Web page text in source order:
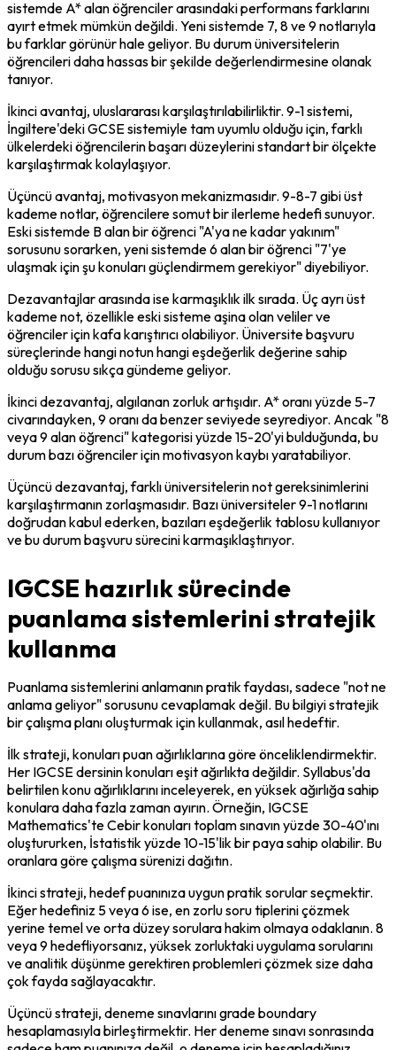
sistemde A* alan öğrenciler arasındaki performans farklarını
ayırt etmek mümkün değildi. Yeni sistemde 7, 8 ve 9 notlarıyla
bu farklar görünür hale geliyor. Bu durum üniversitelerin
öğrencileri daha hassas bir şekilde değerlendirmesine olanak
tanıyor.
İkinci avantaj, uluslararası karşılaştırılabilirliktir. 9-1 sistemi,
İngiltere'deki GCSE sistemiyle tam uyumlu olduğu için, farklı
ülkelerdeki öğrencilerin başarı düzeylerini standart bir ölçekte
karşılaştırmak kolaylaşıyor.
Üçüncü avantaj, motivasyon mekanizmasıdır. 9-8-7 gibi üst
kademe notlar, öğrencilere somut bir ilerleme hedefi sunuyor.
Eski sistemde B alan bir öğrenci "A'ya ne kadar yakınım"
sorusunu sorarken, yeni sistemde 6 alan bir öğrenci "7'ye
ulaşmak için şu konuları güçlendirmem gerekiyor" diyebiliyor.
Dezavantajlar arasında ise karmaşıklık ilk sırada. Üç ayrı üst
kademe not, özellikle eski sisteme aşina olan veliler ve
öğrenciler için kafa karıştırıcı olabiliyor. Üniversite başvuru
süreçlerinde hangi notun hangi eşdeğerlik değerine sahip
olduğu sorusu sıkça gündeme geliyor.
İkinci dezavantaj, algılanan zorluk artışıdır. A* oranı yüzde 5-7
civarındayken, 9 oranı da benzer seviyede seyrediyor. Ancak "8
veya 9 alan öğrenci" kategorisi yüzde 15-20'yi bulduğunda, bu
durum bazı öğrenciler için motivasyon kaybı yaratabiliyor.
Üçüncü dezavantaj, farklı üniversitelerin not gereksinimlerini
karşılaştırmanın zorlaşmasıdır. Bazı üniversiteler 9-1 notlarını
doğrudan kabul ederken, bazıları eşdeğerlik tablosu kullanıyor
ve bu durum başvuru sürecini karmaşıklaştırıyor.
IGCSE hazırlık sürecinde
puanlama sistemlerini stratejik
kullanma
Puanlama sistemlerini anlamanın pratik faydası, sadece "not ne
anlama geliyor" sorusunu cevaplamak değil. Bu bilgiyi stratejik
bir çalışma planı oluşturmak için kullanmak, asıl hedeftir.
İlk strateji, konuları puan ağırlıklarına göre önceliklendirmektir.
Her IGCSE dersinin konuları eşit ağırlıkta değildir. Syllabus'da
belirtilen konu ağırlıklarını inceleyerek, en yüksek ağırlığa sahip
konulara daha fazla zaman ayırın. Örneğin, IGCSE
Mathematics'te Cebir konuları toplam sınavın yüzde 30-40'ını
oluştururken, İstatistik yüzde 10-15'lik bir paya sahip olabilir. Bu
oranlara göre çalışma sürenizi dağıtın.
İkinci strateji, hedef puanınıza uygun pratik sorular seçmektir.
Eğer hedefiniz 5 veya 6 ise, en zorlu soru tiplerini çözmek
yerine temel ve orta düzey sorulara hakim olmaya odaklanın. 8
veya 9 hedefliyorsanız, yüksek zorluktaki uygulama sorularını
ve analitik düşünme gerektiren problemleri çözmek size daha
çok fayda sağlayacaktır.
Üçüncü strateji, deneme sınavlarını grade boundary
hesaplamasıyla birleştirmektir. Her deneme sınavı sonrasında